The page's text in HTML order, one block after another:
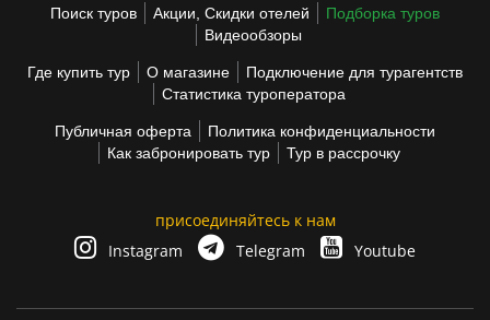
Поиск туров Акции, Скидки отелей
Подборка туров
Видеообзоры
Где купить тур О магазине
Подключение для турагентств
Статистика туроператора
Публичная оферта
Политика конфиденциальности
Как забронировать тур
Тур в рассрочку
присоединяйтесь к нам
Instagram
Telegram Youtube